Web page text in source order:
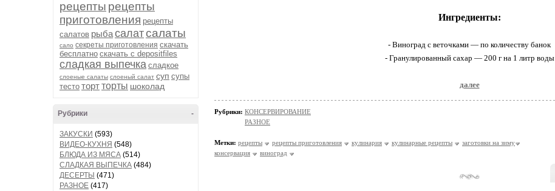
рецепты рецепты
приготовления рецепты
салатов рыбасалатсалаты
сало секреты приготовления скачать
бесплатно скачать с depositfiles
сладкая выпечка сладкое
слоеные салаты слоеный салат суп супы
тесто тортторты шоколад
-
Рубрики
ЗАКУСКИ (593)
ВИДЕО-КУХНЯ (548)
БЛЮДА ИЗ МЯСА (514)
СЛАДКАЯ ВЫПЕЧКА (484)
ДЕСЕРТЫ (471)
РАЗНОЕ (417)
Ингредиенты:
- Виноград с веточками — по количеству банок
- Гранулированный сахар — 200 г на 1 литр воды
далее
Рубрики: КОНСЕРВИРОВАНИЕ
РАЗНОЕ
Метки: рецепты рецепты приготовления кулинария кулинарные рецепты
заготовки на зиму
консервация
виноград